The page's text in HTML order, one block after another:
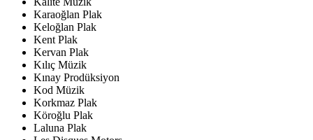
Karaoğlan Plak
Keloğlan Plak
Kent Plak
Kervan Plak
Kılıç Müzik
Kınay Prodüksiyon
Kod Müzik
Korkmaz Plak
Köroğlu Plak
Laluna Plak